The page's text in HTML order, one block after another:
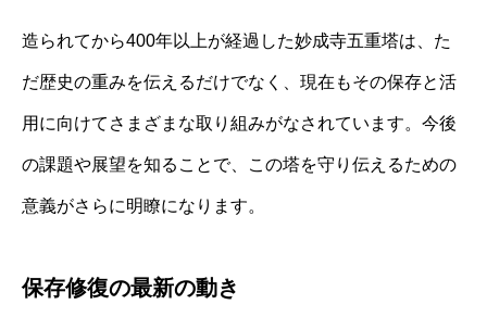
造られてから400年以上が経過した妙成寺五重塔は、た
だ歴史の重みを伝えるだけでなく、現在もその保存と活
用に向けてさまざまな取り組みがなされています。今後
の課題や展望を知ることで、この塔を守り伝えるための
意義がさらに明瞭になります。
保存修復の最新の動き